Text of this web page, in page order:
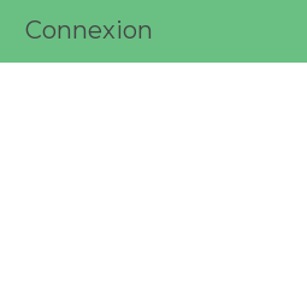
Connexion